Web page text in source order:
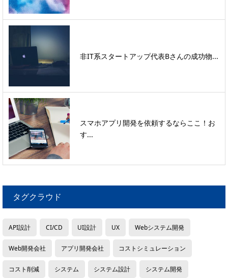
非IT系スタートアップ代表Bさんの成功物...
スマホアプリ開発を依頼するならここ！お
す...
タグクラウド
API設計 CI/CD UI設計 UX Webシステム開発
Web開発会社 アプリ開発会社 コストシミュレーション
コスト削減 システム システム設計 システム開発